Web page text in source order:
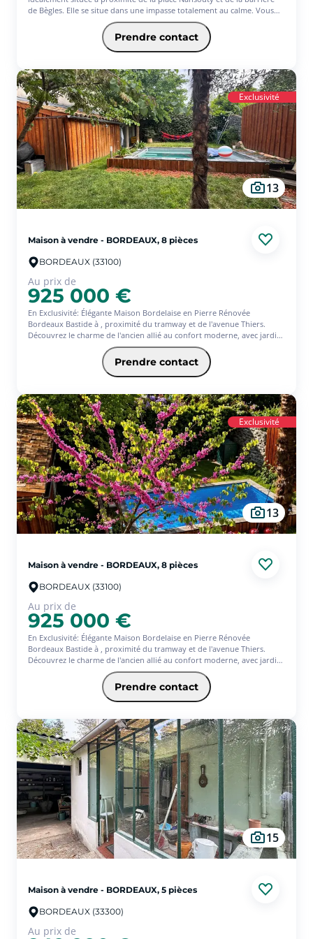
de Bègles. Elle se situe dans une impasse totalement au calme. Vous
entrez directement dans la pièce centrale et maîtresse de la maison
développant un salon/séjour de 46 m² sur parquet massif et 2
cheminée en marbre, cuisine aménagée et équipée donnant sur le
jardinet de 30 m² exposé sud/est, toilettes et arrière cuisine. A l'étage :
rangement, salle de bains + douche. Au sous-sol : chambre aménagée
avec une salle d'eau privative.
A découvrir rapidement !!!
Prendre contact
Exclusivité
13
Maison à vendre - BORDEAUX, 8 pièces
BORDEAUX (33100)
Au prix de
925 000 €
En Exclusivité: Élégante Maison Bordelaise en Pierre Rénovée
Bordeaux Bastide à , proximité du tramway et de l'avenue Thiers.
Découvrez le charme de l'ancien allié au confort moderne, avec jardin,
piscine et emplacement idéal !
Ce qui fait la différence :
Le Cachet : La noblesse de la pierre ancienne alliée à un design
L'Évasion en Ville : Exposé plein Sud, votre jardin intime est un havre
de paix : Terrasse, Piscine et Coin Spa.
Dans un ensemble de 220m²
Le Duplex de 140 m² : Un espace de vie de 50 m² baigné de lumière,
s'ouvrant sur un petit coin de paradis. une cuisine ouverte
entièrement équipée, s'ouvrant sur un balcon avec accès direct à un
jardin. Un espace nuit , WC indépendant. Au deuxième niveau, vous
découvrirez un bureau, une salle d'eau, ainsi qu'une suite mansardée
avec baignoire.
Le RDC Flexible : Deux T2 indépendants traversants et lumineux.
Idéal pour l'investissement, le télétravail ou recevoir t !
Cette qualité de vie n'attend plus que vous.
Prendre contact
Exclusivité
13
Maison à vendre - BORDEAUX, 8 pièces
BORDEAUX (33100)
Au prix de
925 000 €
En Exclusivité: Élégante Maison Bordelaise en Pierre Rénovée
Bordeaux Bastide à , proximité du tramway et de l'avenue Thiers.
Découvrez le charme de l'ancien allié au confort moderne, avec jardin,
piscine et emplacement idéal !
Ce qui fait la différence :
Le Cachet : La noblesse de la pierre ancienne alliée à un design
L'Évasion en Ville : Exposé plein Sud, votre jardin intime est un havre
de paix : Terrasse, Piscine et Coin Spa.
Dans un ensemble de 220m²
Le Duplex de 140 m² : Un espace de vie de 50 m² baigné de lumière,
s'ouvrant sur un petit coin de paradis. une cuisine ouverte
entièrement équipée, s'ouvrant sur un balcon avec accès direct à un
jardin. Un espace nuit , WC indépendant. Au deuxième niveau, vous
découvrirez un bureau, une salle d'eau, ainsi qu'une suite mansardée
avec baignoire.
Le RDC Flexible : Deux T2 indépendants traversants et lumineux.
Idéal pour l'investissement, le télétravail ou recevoir t !
Cette qualité de vie n'attend plus que vous.
Prendre contact
15
Maison à vendre - BORDEAUX, 5 pièces
BORDEAUX (33300)
Au prix de